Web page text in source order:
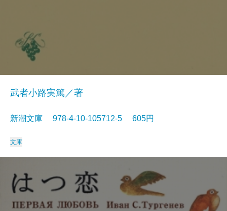
武者小路実篤／著
新潮文庫 978-4-10-105712-5 605円
文庫